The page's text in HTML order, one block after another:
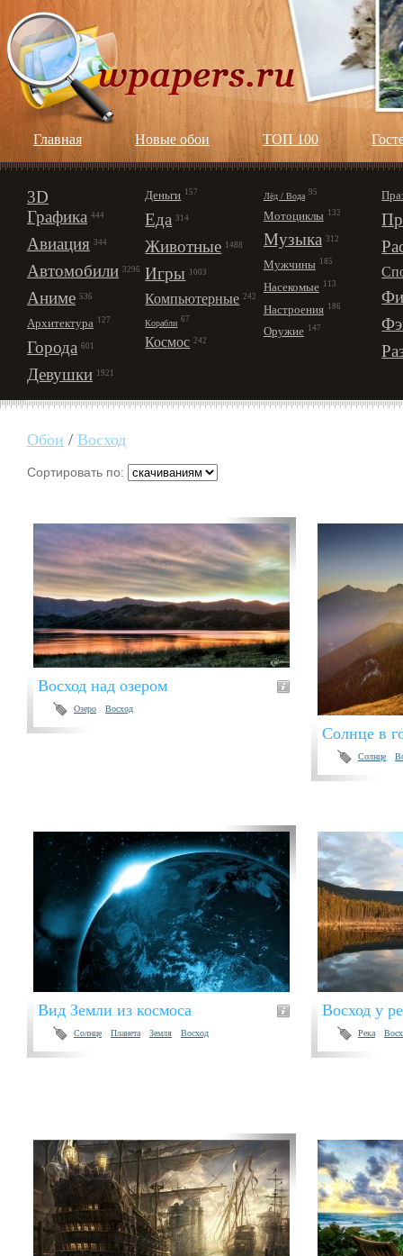
Главная Новые обои ТОП 100
3D
Графика 444
Авиация 344
Автомобили 3296
Аниме 536
Архитектура 127
Города 601
Девушки 1921
Деньги 157
Еда 314
Животные 1488
Игры 1003
Компьютерные 242
Корабли 67
Космос 242
Лёд / Вода 95
Мотоциклы 132
Музыка 312
Мужчины 185
Насекомые 113
Настроения 186
Оружие 147
Обои / Восход
Сортировать по:
Восход над озером
Озеро Восход
Солнце в
Солнце
Вид Земли из космоса
Солнце Планета Земля Восход
Восход у
Река